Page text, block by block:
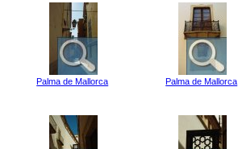
Palma de Mallorca Palma de Mallorca